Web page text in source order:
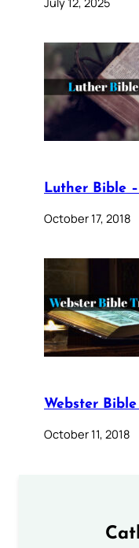
Luther Bible –
October 17, 2018
Webster
October 11, 2018